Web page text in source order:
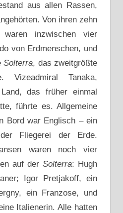
aus allen Rassen,
Von ihren zehn
waren inzwischen vier
von Erdmenschen, und
Solterra, das zweitgrößte
Vizeadmiral Tanaka,
das früher einmal
führte es. Allgemeine
Bord war Englisch – ein
Fliegerei der Erde.
waren noch vier
auf der Solterra: Hugh
Igor Pretjakoff, ein
ein Franzose, und
Italienerin. Alle hatten